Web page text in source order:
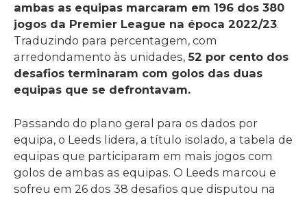
ambas as equipas marcaram em 196 dos 380
jogos da Premier League na época 2022/23.
Traduzindo para percentagem, com
arredondamento às unidades, 52 por cento dos
desafios terminaram com golos das duas
equipas que se defrontavam.
Passando do plano geral para os dados por
equipa, o Leeds lidera, a título isolado, a tabela de
equipas que participaram em mais jogos com
golos de ambas as equipas. O Leeds marcou e
sofreu em 26 dos 38 desafios que disputou na